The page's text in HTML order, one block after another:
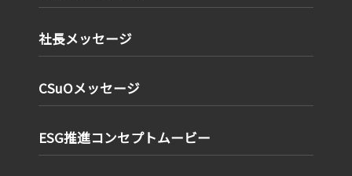
社長メッセージ
CSuOメッセージ
ESG推進コンセプトムービー